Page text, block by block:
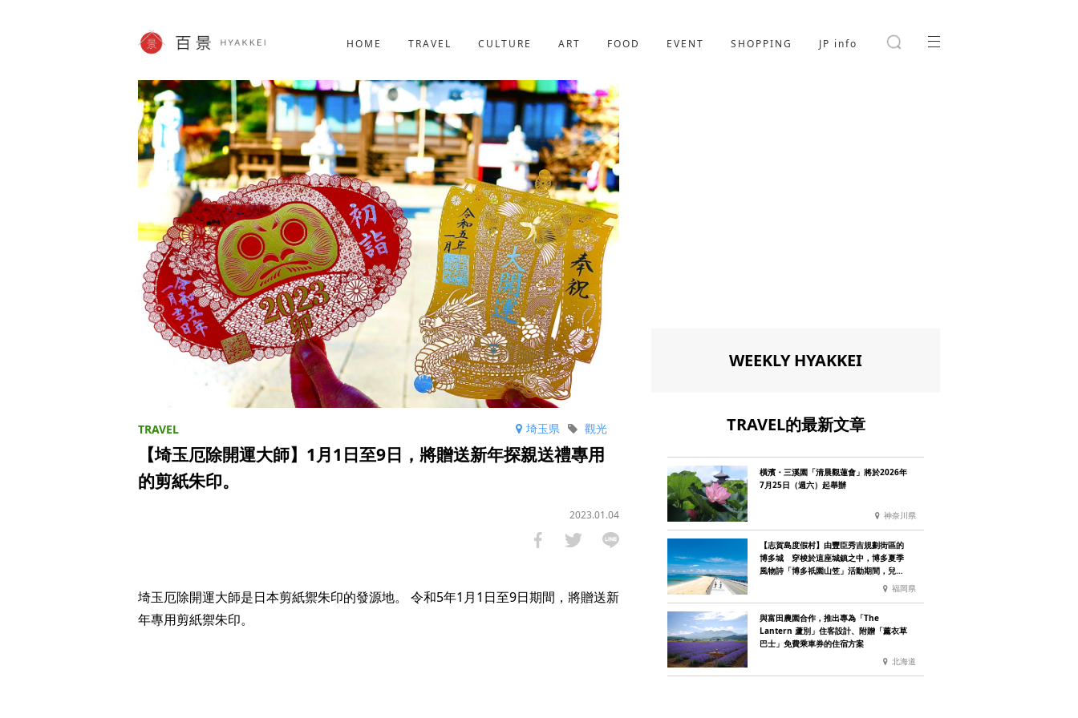
HOME TRAVEL CULTURE ART FOOD EVENT SHOPPING JP info
SHOPPING
JP info
埼玉県 觀光
【埼玉厄除開運大師】1月1日至9日，將贈送新年探親送禮專用
的剪紙朱印。
2023.01.04
埼玉厄除開運大師是日本剪紙禦朱印的發源地。 令和5年1月1日至9日期間，將贈送新
年專用剪紙禦朱印。
WEEKLY HYAKKEI
TRAVEL的最新文章
橫濱・三溪園「清晨觀蓮會」將於2026年
7月25日（週六）起舉辦
神奈川県
【志賀島度假村】由豐臣秀吉規劃街區的
博多城 穿梭於這座城鎮之中，博多夏季
風物詩「博多祇園山笠」活動期間，兒童
福岡県
與富田農園合作，推出專為「The
Lantern 蘆別」住客設計、附贈「薰衣草
巴士」免費乘車券的住宿方案
北海道